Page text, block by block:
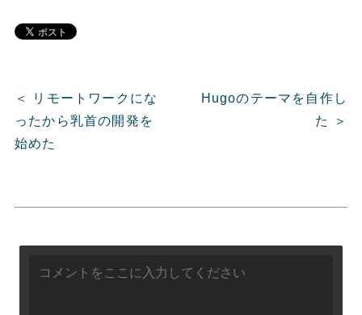
＜ リモートワークにな
ったから乳首の開発を
始めた
Hugoのテーマを自作し
た ＞